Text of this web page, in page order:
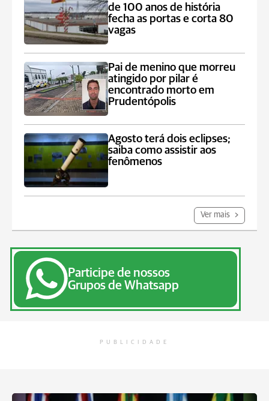
de 100 anos de história
fecha as portas e corta 80
vagas
Pai de menino que morreu
atingido por pilar é
encontrado morto em
Prudentópolis
Agosto terá dois eclipses;
saiba como assistir aos
fenômenos
Ver mais
Participe de nossos
Grupos de Whatsapp
PUBLICIDADE